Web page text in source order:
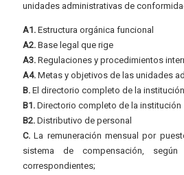
unidades administrativas de
A1. Estructura orgánica funcional
A2. Base legal que rige
A3. Regulaciones y procedimientos
A4. Metas y objetivos de las unidades
B. El directorio completo de la
B1. Directorio completo de la institución
B2. Distributivo de personal
C. La remuneración mensual por
sistema de compensación,
correspondientes;